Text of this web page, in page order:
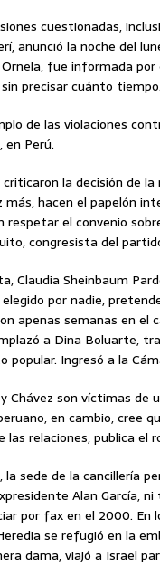
cuestionadas,
anunció la noche del
fue informada
precisar cuánto tiempo.
de las violaciones
en Perú.
la decisión de la
hacen el papelón
respetar el convenio
congresista del
Claudia Sheinbaum
por nadie,
apenas semanas en
a Dina Boluarte,
popular. Ingresó a la
Chávez son víctimas
en cambio, cree
las relaciones, publica el
la sede de la cancillería
Alan García,
por fax en el 2000.
se refugió en la
dama, viajó a Israel